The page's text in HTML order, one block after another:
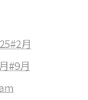
#2月
#9月